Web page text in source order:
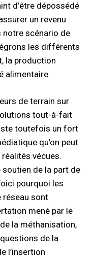
d’être dépossédé
un revenu
notre scénario de
les différents
la production
alimentaire.
de terrain sur
tout-à-fait
toutefois un fort
qu’on peut
vécues.
de la part de
pourquoi les
réseau sont
mené par le
la méthanisation,
de la
l’insertion